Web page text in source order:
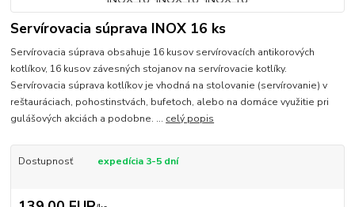
Servírovacia súprava INOX 16 ks
Servírovacia súprava obsahuje 16 kusov servírovacích antikorových
kotlíkov, 16 kusov závesných stojanov na servírovacie kotlíky.
Servírovacia súprava kotlíkov je vhodná na stolovanie (servírovanie) v
reštauráciach, pohostinstvách, bufetoch, alebo na domáce využitie pri
gulášových akciách a podobne. ... celý popis
Dostupnosť expedícia 3-5 dní